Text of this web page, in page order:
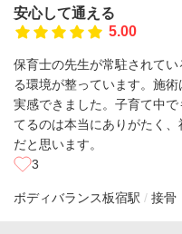
安心して通える
5.00
保育士の先生が常駐されて
る環境が整っています。施
実感できました。子育て中
てるのは本当にありがたく
だと思います。
3
ボディバランス板宿駅 接骨